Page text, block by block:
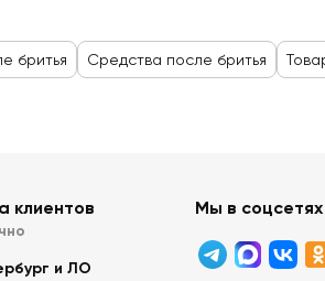
бритья Средства после бритья
клиентов
и ЛО
Мы в соцсетях